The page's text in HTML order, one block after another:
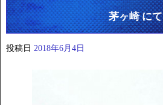
茅ヶ崎 にて
投稿日 2018年6月4日